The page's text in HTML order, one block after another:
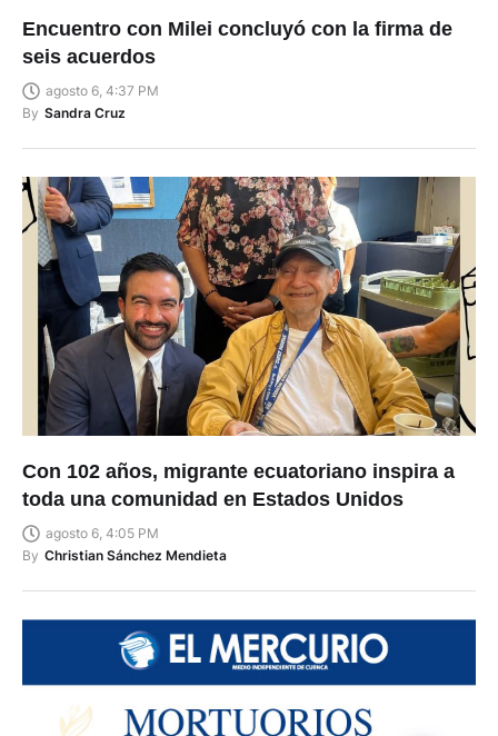
Encuentro con Milei concluyó con la firma de
seis acuerdos
agosto 6, 4:37 PM
By Sandra Cruz
Con 102 años, migrante ecuatoriano inspira a
toda una comunidad en Estados Unidos
agosto 6, 4:05 PM
By Christian Sánchez Mendieta